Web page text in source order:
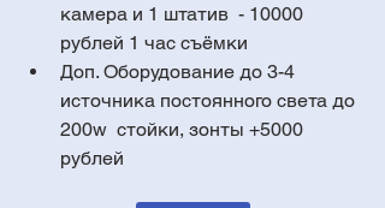
камера и 1 штатив  - 10000
рублей 1 час съёмки
Доп. Оборудование до 3-4
источника постоянного света до
200w  стойки, зонты +5000
рублей